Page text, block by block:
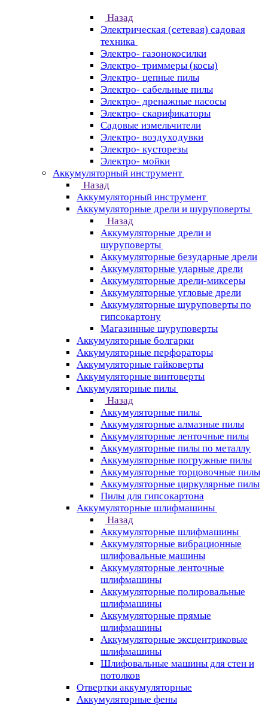
Назад
Электрическая (сетевая) садовая
техника
Электро- газонокосилки
Электро- триммеры (косы)
Электро- цепные пилы
Электро- сабельные пилы
Электро- дренажные насосы
Электро- скарификаторы
Садовые измельчители
Электро- воздуходувки
Электро- кусторезы
Электро- мойки
Аккумуляторный инструмент
Назад
Аккумуляторный инструмент
Аккумуляторные дрели и шуруповерты
Назад
Аккумуляторные дрели и
шуруповерты
Аккумуляторные безударные дрели
Аккумуляторные ударные дрели
Аккумуляторные дрели-миксеры
Аккумуляторные угловые дрели
Аккумуляторные шуруповерты по
гипсокартону
Магазинные шуруповерты
Аккумуляторные болгарки
Аккумуляторные перфораторы
Аккумуляторные гайковерты
Аккумуляторные винтоверты
Аккумуляторные пилы
Назад
Аккумуляторные пилы
Аккумуляторные алмазные пилы
Аккумуляторные ленточные пилы
Аккумуляторные пилы по металлу
Аккумуляторные погружные пилы
Аккумуляторные торцовочные пилы
Аккумуляторные циркулярные пилы
Пилы для гипсокартона
Аккумуляторные шлифмашины
Назад
Аккумуляторные шлифмашины
Аккумуляторные вибрационные
шлифовальные машины
Аккумуляторные ленточные
шлифмашины
Аккумуляторные полировальные
шлифмашины
Аккумуляторные прямые
шлифмашины
Аккумуляторные эксцентриковые
шлифмашины
Шлифовальные машины для стен и
потолков
Отвертки аккумуляторные
Аккумуляторные фены